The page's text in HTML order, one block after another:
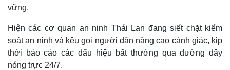
vững.
Hiện các cơ quan an ninh Thái Lan đang siết chặt kiểm
soát an ninh và kêu gọi người dân nâng cao cảnh giác, kịp
thời báo cáo các dấu hiệu bất thường qua đường dây
nóng trực 24/7.